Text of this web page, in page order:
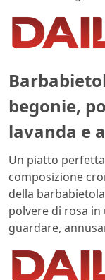
begonie,
lavanda e
Un piatto
composizione
della
polvere di rosa
guardare,